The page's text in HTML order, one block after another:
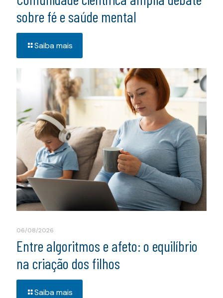
sobre fé e saúde mental
Saiba mais
06/08/2026
Entre algoritmos e afeto: o equilíbrio
na criação dos filhos
Saiba mais